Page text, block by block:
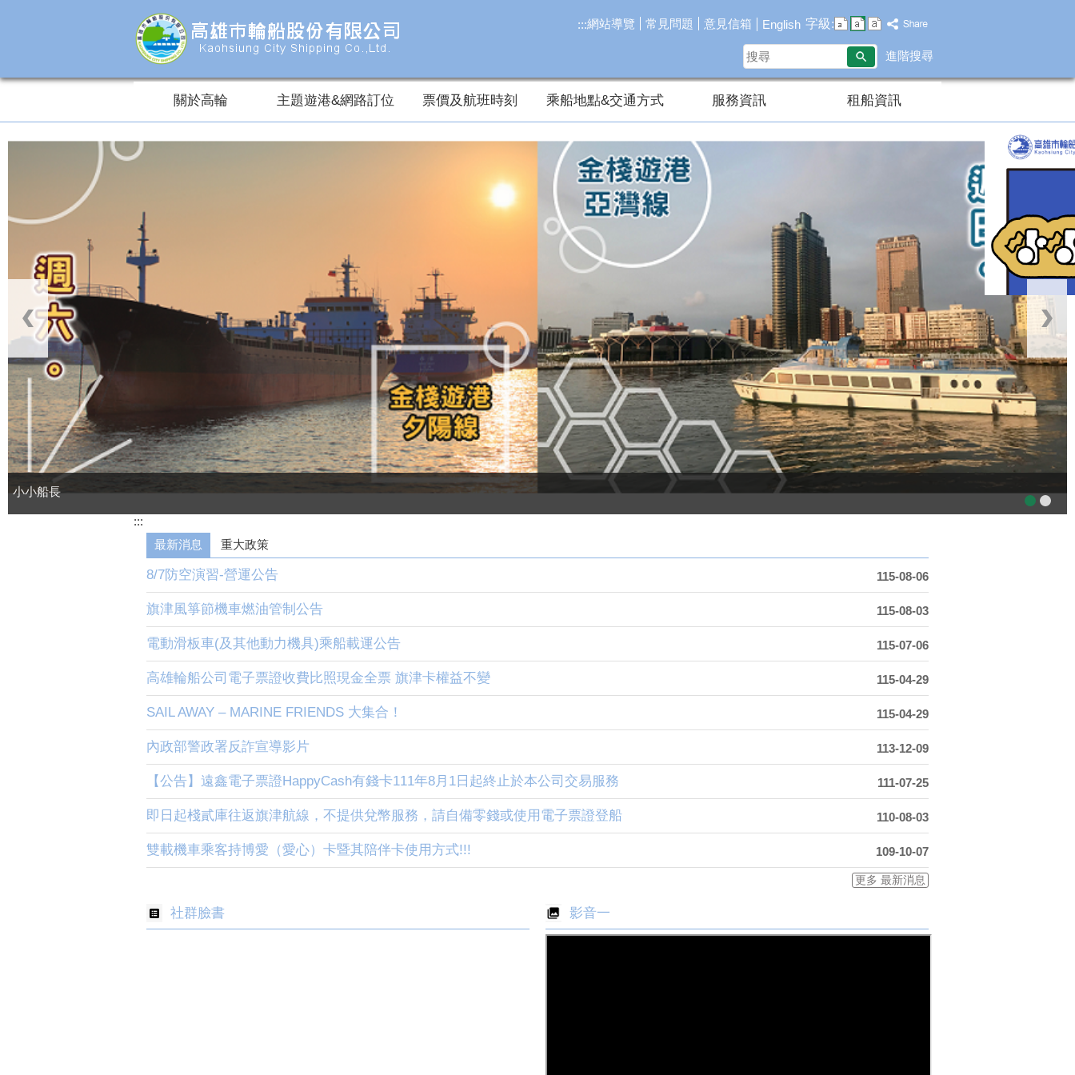
:::網站導覽 常見問題 意見信箱 English 字級:
搜
尋
進階搜尋
關於高輪 主題遊港&網路訂位 票價及航班時刻 乘船地點&交通方式 服務資訊 租船資訊
播放中
小小船長
:::
最新消息
重大政策
115-08-06
8/7防空演習-營運公告
115-08-03
旗津風箏節機車燃油管制公告
115-07-06
電動滑板車(及其他動力機具)乘船載運公告
115-04-29
高雄輪船公司電子票證收費比照現金全票 旗津卡權益不變
115-04-29
SAIL AWAY – MARINE FRIENDS 大集合！
113-12-09
內政部警政署反詐宣導影片
111-07-25
【公告】遠鑫電子票證HappyCash有錢卡111年8月1日起終止於本公司交易服務
110-08-03
即日起棧貳庫往返旗津航線，不提供兌幣服務，請自備零錢或使用電子票證登船
109-10-07
雙載機車乘客持博愛（愛心）卡暨其陪伴卡使用方式!!!
更多 最新消息
社群臉書 影音一